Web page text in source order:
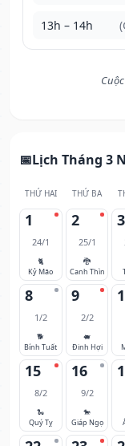
13h – 14h
Lịch Tháng 3
THỨ HAI THỨ BA
1
24/1
🐈
Kỷ Mão
2
25/1
🐉
Canh Thìn
3
8
1/2
🐕
Bính Tuất
9
2/2
🐖
Đinh Hợi
15
8/2
🐍
Quý Tỵ
16
9/2
🐎
Giáp Ngọ